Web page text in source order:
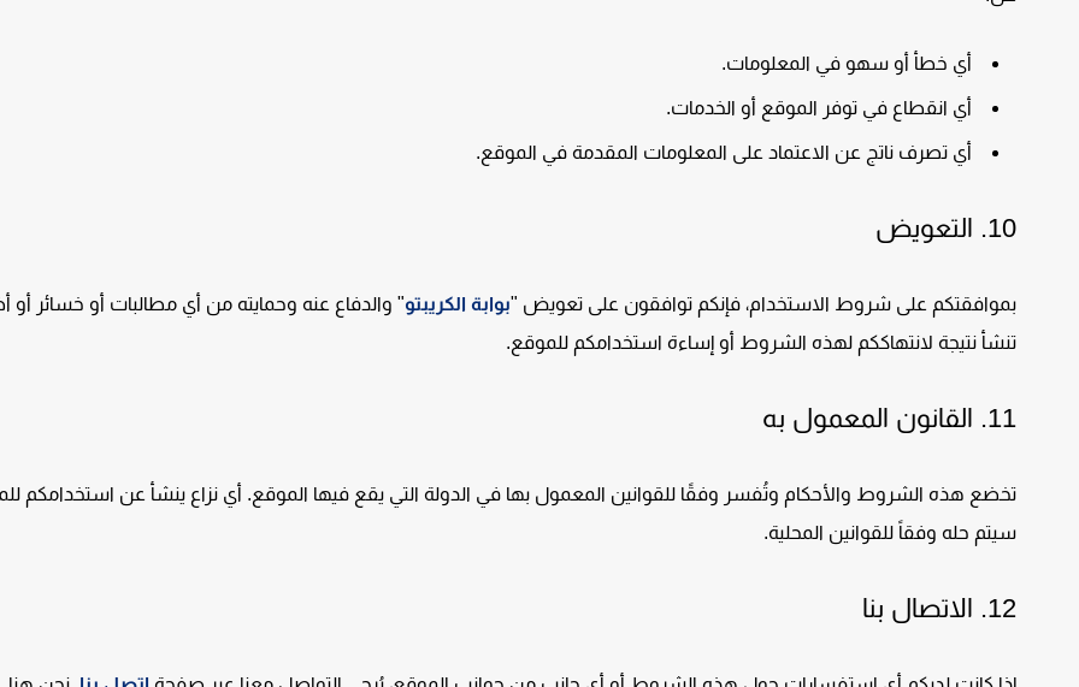
أي خطأ أو سهو في المعلومات.
أي انقطاع في توفر الموقع أو الخدمات.
أي تصرف ناتج عن الاعتماد على المعلومات المقدمة في الموقع.
10. التعويض
بموافقتكم على شروط الاستخدام، فإنكم توافقون على تعويض "بوابة الكريبتو" والدفاع عنه وحمايته من أي مطالبات أو خسائر أو
تنشأ نتيجة لانتهاككم لهذه الشروط أو إساءة استخدامكم للموقع.
11. القانون المعمول به
تخضع هذه الشروط والأحكام وتُفسر وفقًا للقوانين المعمول بها في الدولة التي يقع فيها الموقع. أي نزاع ينشأ عن استخدامكم
سيتم حله وفقاً للقوانين المحلية.
12. الاتصال بنا